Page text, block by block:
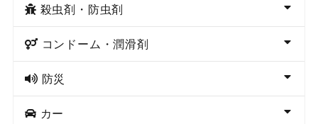
殺虫剤・防虫剤
コンドーム・潤滑剤
防災
カー